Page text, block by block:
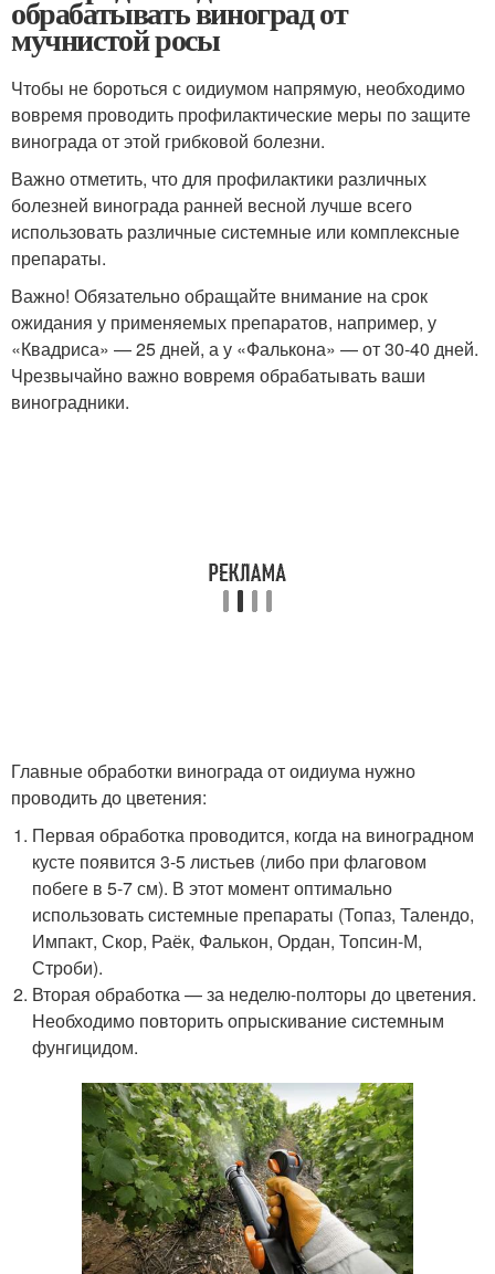
обрабатывать виноград от
мучнистой росы
Чтобы не бороться с оидиумом напрямую, необходимо
вовремя проводить профилактические меры по защите
винограда от этой грибковой болезни.
Важно отметить, что для профилактики различных
болезней винограда ранней весной лучше всего
использовать различные системные или комплексные
препараты.
Важно! Обязательно обращайте внимание на срок
ожидания у применяемых препаратов, например, у
«Квадриса» — 25 дней, а у «Фалькона» — от 30-40 дней.
Чрезвычайно важно вовремя обрабатывать ваши
виноградники.
Главные обработки винограда от оидиума нужно
проводить до цветения:
Первая обработка проводится, когда на виноградном
кусте появится 3-5 листьев (либо при флаговом
побеге в 5-7 см). В этот момент оптимально
использовать системные препараты (Топаз, Талендо,
Импакт, Скор, Раёк, Фалькон, Ордан, Топсин-М,
Строби).
Вторая обработка — за неделю-полторы до цветения.
Необходимо повторить опрыскивание системным
фунгицидом.